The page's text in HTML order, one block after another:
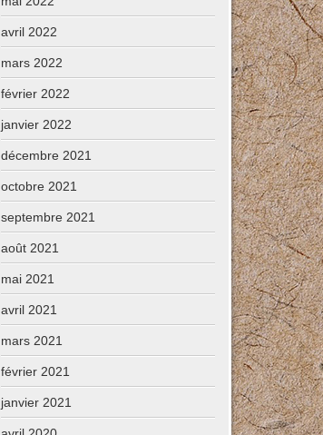
avril 2022
mars 2022
février 2022
janvier 2022
décembre 2021
octobre 2021
septembre 2021
août 2021
mai 2021
avril 2021
mars 2021
février 2021
janvier 2021